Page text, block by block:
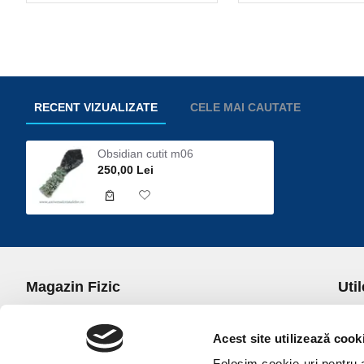
Acest site utilizează
RECENT VIZUALIZATE CELE MAI CAUTATE
Obsidian cutit m06
250,00 Lei
Magazin Fizic
office@universulcristalelor.ro